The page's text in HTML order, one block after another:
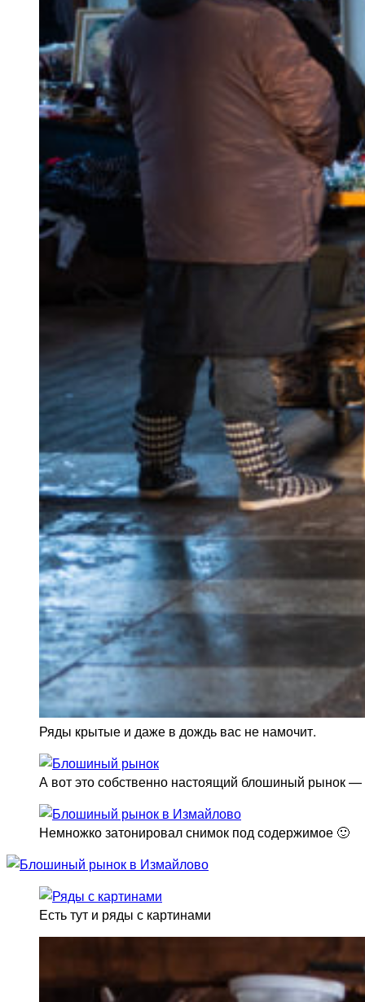
Ряды крытые и даже в дождь вас не намочит.
А вот это собственно настоящий блошиный рынок
Немножко затонировал снимок под содержимое 🙂
Есть тут и ряды с картинами